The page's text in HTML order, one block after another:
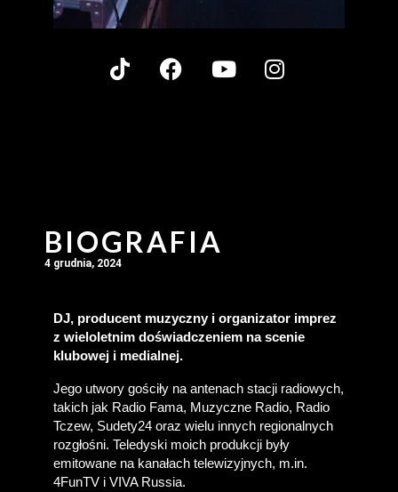
BIOGRAFIA
4 grudnia, 2024
DJ, producent muzyczny i organizator imprez
z wieloletnim doświadczeniem na scenie
klubowej i medialnej.
Jego utwory gościły na antenach stacji radiowych,
takich jak Radio Fama, Muzyczne Radio, Radio
Tczew, Sudety24 oraz wielu innych regionalnych
rozgłośni. Teledyski moich produkcji były
emitowane na kanałach telewizyjnych, m.in.
4FunTV i VIVA Russia.